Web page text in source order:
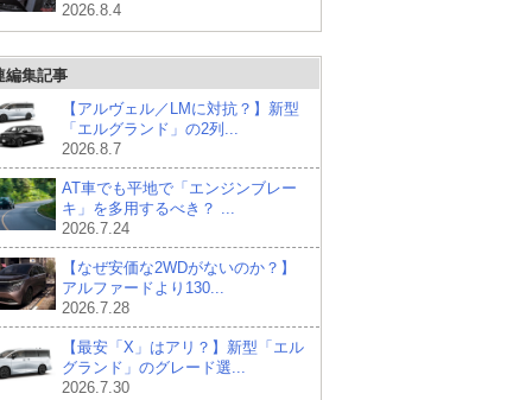
2026.8.4
編集記事
【アルヴェル／LMに対抗？】新型
「エルグランド」の2列...
2026.8.7
AT車でも平地で「エンジンブレー
キ」を多用するべき？ ...
2026.7.24
【なぜ安価な2WDがないのか？】
アルファードより130...
2026.7.28
【最安「X」はアリ？】新型「エル
グランド」のグレード選...
2026.7.30